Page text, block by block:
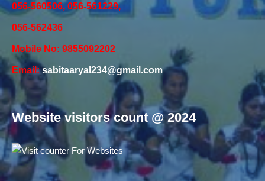
056-560506, 056-561229,
056-562436
Mobile No: 9855092202
Email:sabitaaryal234@gmail.com
Website visitors count @ 2024